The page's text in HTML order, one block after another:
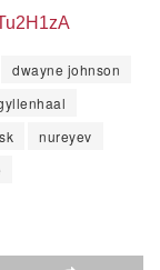
dwayne johnson
nureyev